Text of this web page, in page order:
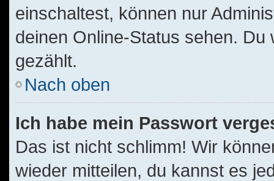
einschaltest, können nur
deinen Online-Status sehen.
gezählt.
Nach oben
Ich habe mein Passwort
Das ist nicht schlimm! Wir
wieder mitteilen, du kannst es